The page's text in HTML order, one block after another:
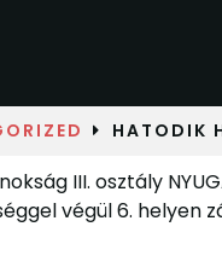
HATODIK
III. osztály
végül 6. helyen